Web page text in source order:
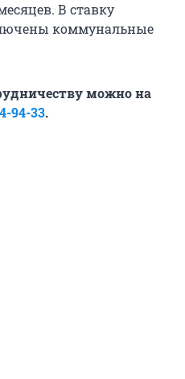
В ставку
коммунальные
можно на
94-33.